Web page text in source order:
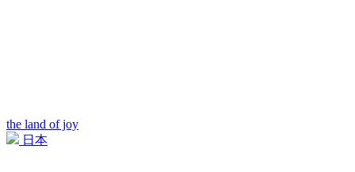
the land of joy
日本